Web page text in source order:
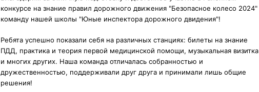
конкурсе на знание правил дорожного движения "Безопасное колесо 2024"
команду нашей школы "Юные инспектора дорожного двидения"!
Ребята успешно показали себя на различных станциях: билеты на знание
ПДД, практика и теория первой медицинской помощи, музыкальная визитка
и многих других. Наша команда отличалась собранностью и
дружественностью, поддерживали друг друга и принимали лишь общие
решения!